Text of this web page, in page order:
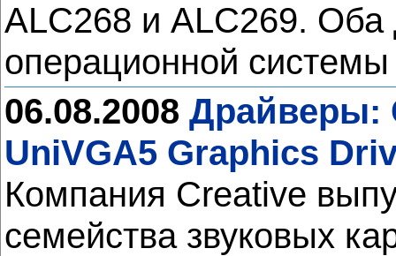
ALC268 и ALC269. Оба
операционной
06.08.2008 Драйверы:
UniVGA5 Graphics
Компания Creative
семейства звуковых